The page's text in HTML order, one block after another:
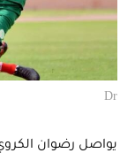
Dr
يواصل رضوان